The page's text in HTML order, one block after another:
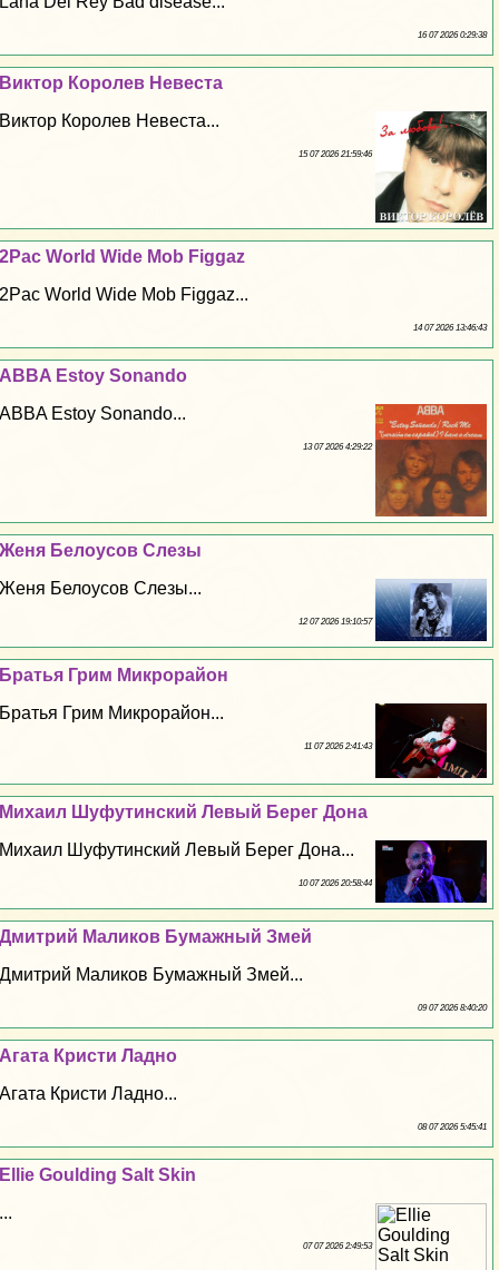
16 07 2026 0:29:38
Виктор Королев Невеста
Виктор Королев Невеста...
15 07 2026 21:59:46
2Pac World Wide Mob Figgaz
2Pac World Wide Mob Figgaz...
14 07 2026 13:46:43
ABBA Estoy Sonando
ABBA Estoy Sonando...
13 07 2026 4:29:22
Женя Белоусов Слезы
Женя Белоусов Слезы...
12 07 2026 19:10:57
Братья Грим Микрорайон
Братья Грим Микрорайон...
11 07 2026 2:41:43
Михаил Шуфутинский Левый Берег Дона
Михаил Шуфутинский Левый Берег Дона...
10 07 2026 20:58:44
Дмитрий Маликов Бумажный Змей
Дмитрий Маликов Бумажный Змей...
09 07 2026 8:40:20
Агата Кристи Ладно
Агата Кристи Ладно...
08 07 2026 5:45:41
Ellie Goulding Salt Skin
...
07 07 2026 2:49:53